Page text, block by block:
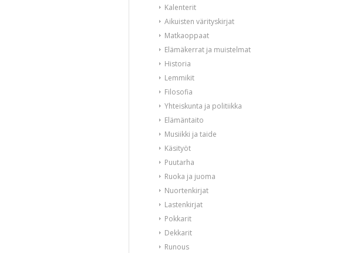
Kalenterit
Aikuisten värityskirjat
Matkaoppaat
Elämäkerrat ja muistelmat
Historia
Lemmikit
Filosofia
Yhteiskunta ja politiikka
Elämäntaito
Musiikki ja taide
Käsityöt
Puutarha
Ruoka ja juoma
Nuortenkirjat
Lastenkirjat
Pokkarit
Dekkarit
Runous